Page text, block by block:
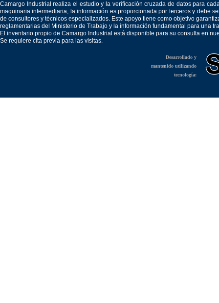
Camargo Industrial realiza el estudio y la verificación cruzada de datos para
maquinaria intermediaria, la información es proporcionada por terceros y debe
de consultores y técnicos especializados. Este apoyo tiene como objetivo
reglamentarias del Ministerio de Trabajo y la información fundamental para una
El inventario propio de Camargo Industrial está disponible para su consulta en
Se requiere cita previa para las visitas.
Desarrollado y
mantenido utilizando
tecnología: